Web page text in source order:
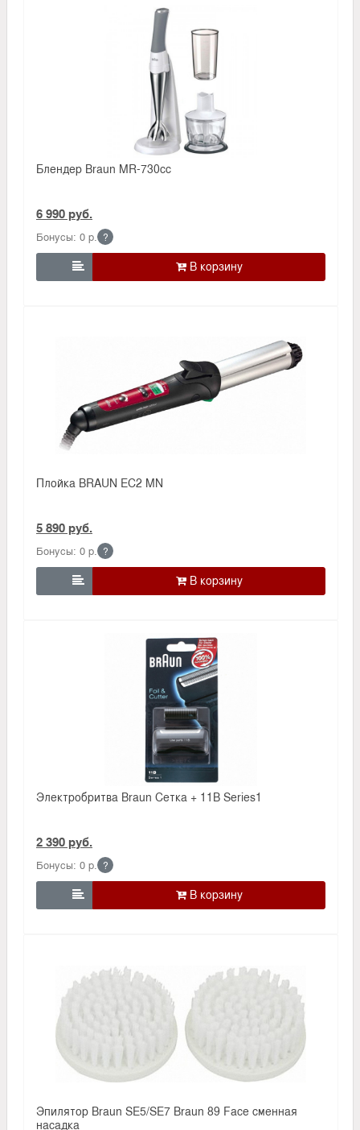
Блендер Braun MR-730сс
6 990 руб.
Бонусы: 0 р. ?

Плойка BRAUN EC2 MN
5 890 руб.
Бонусы: 0 р. ?

Электробритва Braun Сетка + 11B Series1
2 390 руб.
Бонусы: 0 р. ?

Эпилятор Braun SE5/SE7 Braun 89 Face сменная
насадка